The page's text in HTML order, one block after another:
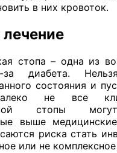
в них кровоток.
стопа – одна из
диабета.
состояния и
не все
стопы
выше
риска стать
или не